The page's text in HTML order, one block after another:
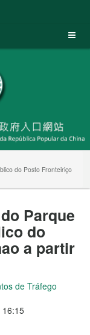
do Posto Fronteiriço
Parque
do
a partir
de Tráfego
16:15